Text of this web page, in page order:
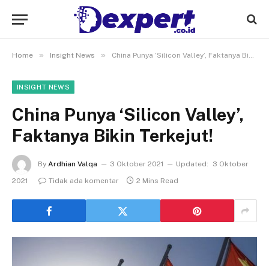
Home » Insight News » China Punya ‘Silicon Valley’, Faktanya Bikin Terkejut!
INSIGHT NEWS
China Punya ‘Silicon Valley’,
Faktanya Bikin Terkejut!
By Ardhian Valqa 3 Oktober 2021 Updated:
3 Oktober
2021
Tidak ada komentar 2 Mins Read